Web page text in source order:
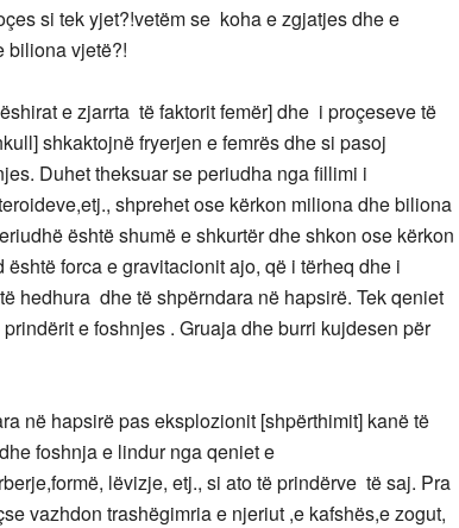
si tek yjet?!vetëm se koha e zgjatjes dhe e
biliona vjetë?!
e zjarrta të faktorit femër] dhe i proçeseve të
shkaktojnë fryerjen e femrës dhe si pasoj
Duhet theksuar se periudha nga fillimi i
shprehet ose kërkon miliona dhe biliona
është shumë e shkurtër dhe shkon ose kërkon
forca e gravitacionit ajo, që i tërheq dhe i
hedhura dhe të shpërndara në hapsirë. Tek qeniet
e foshnjes . Gruaja dhe burri kujdesen për
në hapsirë pas eksplozionit [shpërthimit] kanë të
foshnja e lindur nga qeniet e
lëvizje, etj., si ato të prindërve të saj. Pra
vazhdon trashëgimria e njeriut ,e kafshës,e zogut,